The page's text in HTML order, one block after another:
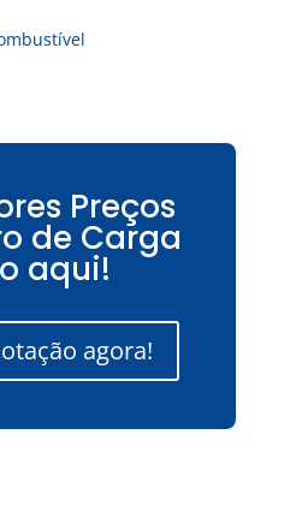
Preços
de Carga
aqui!
agora!